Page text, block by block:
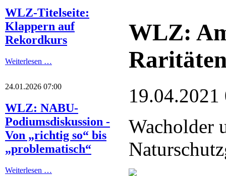
WLZ-Titelseite:
Klappern auf
Rekordkurs
Weiterlesen …
24.01.2026 07:00
WLZ: NABU-
Podiumsdiskussion -
Von „richtig so“ bis
„problematisch“
Weiterlesen …
WLZ:
19.04.2021
Wacholder